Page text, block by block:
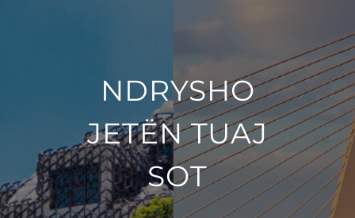
NDRYSHO
JETËN TUAJ
SOT